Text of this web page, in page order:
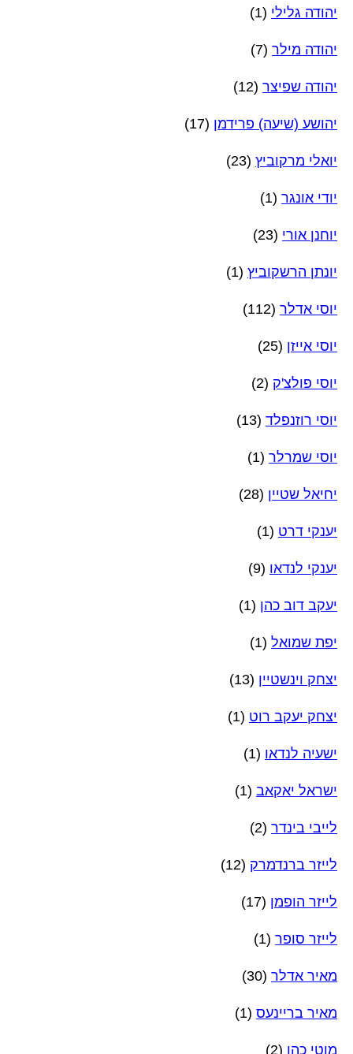
יהודה גלילי (1)
יהודה מילר (7)
יהודה שפיצר (12)
יהושע (שיעה) פרידמן (17)
יואלי מרקוביץ (23)
יודי אונגר (1)
יוחנן אורי (23)
יונתן הרשקוביץ (1)
יוסי אדלר (112)
יוסי אייזן (25)
יוסי פולצ'ק (2)
יוסי רוזנפלד (13)
יוסי שמרלר (1)
יחיאל שטיין (28)
יענקי דרט (1)
יענקי לנדאו (9)
יעקב דוב כהן (1)
יפת שמואל (1)
יצחק וינשטיין (13)
יצחק יעקב רוט (1)
ישעיה לנדאו (1)
ישראל יאקאב (1)
לייבי בינדר (2)
לייזר ברנדמרק (12)
לייזר הופמן (17)
לייזר סופר (1)
מאיר אדלר (30)
מאיר בריינעס (1)
מוטי כהן (2)